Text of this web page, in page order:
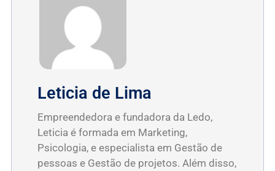
Leticia de Lima
Empreendedora e fundadora da Ledo,
Leticia é formada em Marketing,
Psicologia, e especialista em Gestão de
pessoas e Gestão de projetos. Além disso,